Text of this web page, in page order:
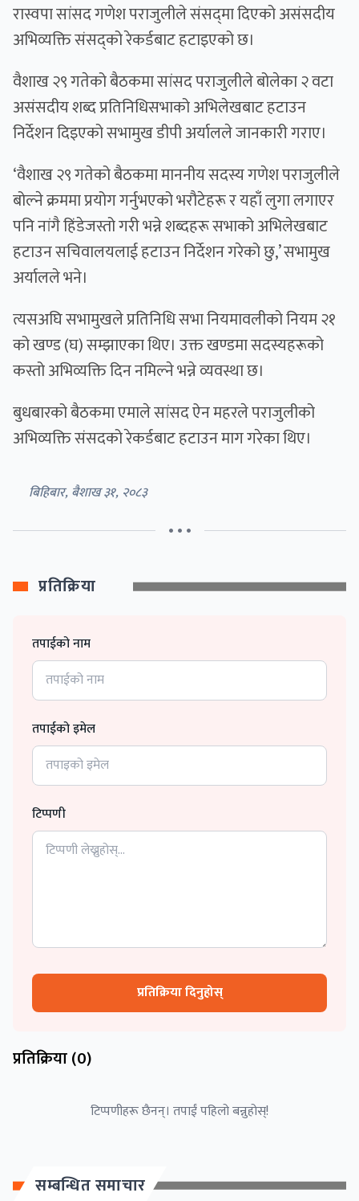
रास्वपा सांसद गणेश पराजुलीले संसद्‍मा दिएको असंसदीय
अभिव्यक्ति संसद्‍को रेकर्डबाट हटाइएको छ।
वैशाख २९ गतेको बैठकमा सांसद पराजुलीले बोलेका २ वटा
असंसदीय शब्द प्रतिनिधिसभाको अभिलेखबाट हटाउन
निर्देशन दिइएको सभामुख डीपी अर्यालले जानकारी गराए।
‘वैशाख २९ गतेको बैठकमा माननीय सदस्य गणेश पराजुलीले
बोल्ने क्रममा प्रयोग गर्नुभएको भरौटेहरू र यहाँ लुगा लगाएर
पनि नांगै हिंडेजस्तो गरी भन्ने शब्दहरू सभाको अभिलेखबाट
हटाउन सचिवालयलाई हटाउन निर्देशन गरेको छु,’ सभामुख
अर्यालले भने।
त्यसअघि सभामुखले प्रतिनिधि सभा नियमावलीको नियम २१
को खण्ड (घ) सम्झाएका थिए। उक्त खण्डमा सदस्यहरूको
कस्तो अभिव्यक्ति दिन नमिल्ने भन्ने व्यवस्था छ।
बुधबारको बैठकमा एमाले सांसद ऐन महरले पराजुलीको
अभिव्यक्ति संसदको रेकर्डबाट हटाउन माग गरेका थिए।
बिहिबार, बैशाख ३१, २०८३
• • •
प्रतिक्रिया
तपाईको नाम
तपाईको इमेल
टिप्पणी
प्रतिक्रिया दिनुहोस्
प्रतिक्रिया (0)
टिप्पणीहरू छैनन्। तपाईं पहिलो बन्नुहोस्!
सम्बन्धित समाचार